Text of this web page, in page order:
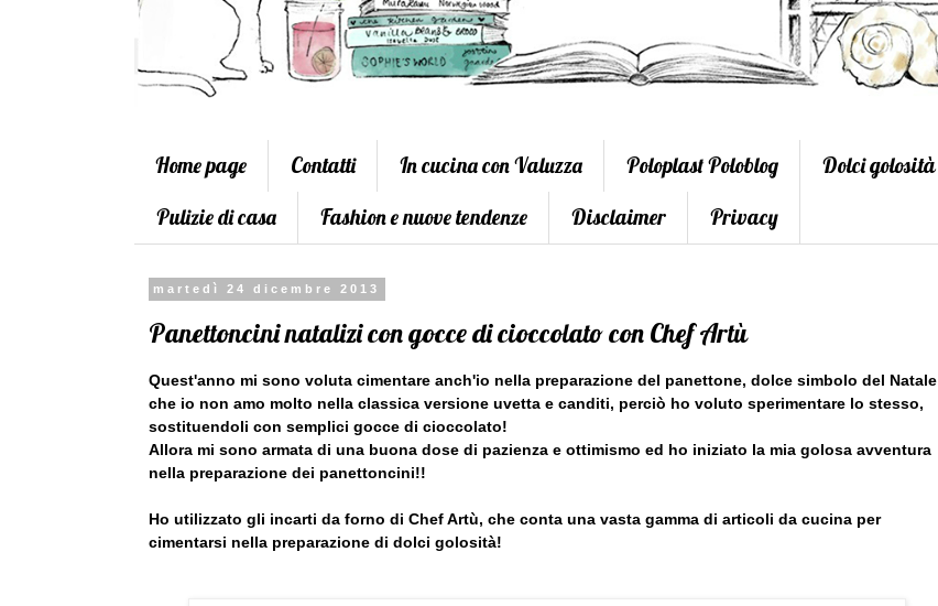
Home page Contatti In cucina con Valuzza Poloplast Poloblog Dolci golosità
Pulizie di casa
Fashion e nuove tendenze Disclaimer Privacy
martedì 24 dicembre 2013
Panettoncini natalizi con gocce di cioccolato con Chef Artù
Quest'anno mi sono voluta cimentare anch'io nella preparazione del panettone, dolce simbolo del Natale
che io non amo molto nella classica versione uvetta e canditi, perciò ho voluto sperimentare lo stesso,
sostituendoli con semplici gocce di cioccolato!
Allora mi sono armata di una buona dose di pazienza e ottimismo ed ho iniziato la mia golosa avventura
nella preparazione dei panettoncini!!
Ho utilizzato gli incarti da forno di Chef Artù, che conta una vasta gamma di articoli da cucina per
cimentarsi nella preparazione di dolci golosità!